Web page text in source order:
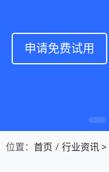
申请免费试用
申请免费试用
申请免费试用
申请免费试用
位置： 首页 行业资讯>